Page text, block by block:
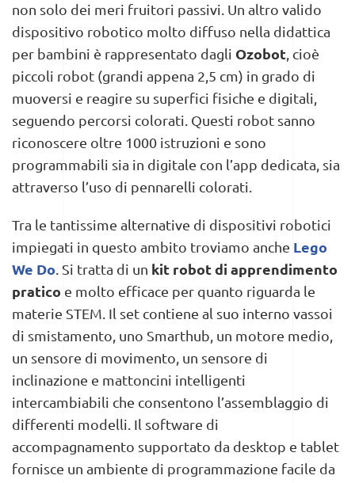
non solo dei meri fruitori passivi. Un altro valido
dispositivo robotico molto diffuso nella didattica
per bambini è rappresentato dagli Ozobot, cioè
piccoli robot (grandi appena 2,5 cm) in grado di
muoversi e reagire su superfici fisiche e digitali,
seguendo percorsi colorati. Questi robot sanno
riconoscere oltre 1000 istruzioni e sono
programmabili sia in digitale con l’app dedicata, sia
attraverso l’uso di pennarelli colorati.
Tra le tantissime alternative di dispositivi robotici
impiegati in questo ambito troviamo anche Lego
We Do. Si tratta di un kit robot di apprendimento
pratico e molto efficace per quanto riguarda le
materie STEM. Il set contiene al suo interno vassoi
di smistamento, uno Smarthub, un motore medio,
un sensore di movimento, un sensore di
inclinazione e mattoncini intelligenti
intercambiabili che consentono l’assemblaggio di
differenti modelli. Il software di
accompagnamento supportato da desktop e tablet
fornisce un ambiente di programmazione facile da